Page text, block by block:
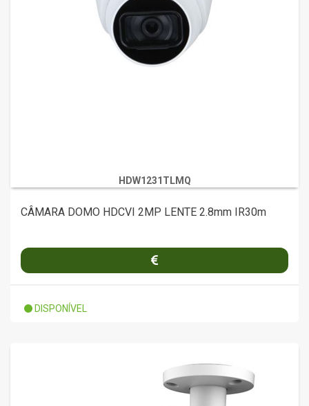
HDW1231TLMQ
CÂMARA DOMO HDCVI 2MP LENTE 2.8mm IR30m
DISPONÍVEL